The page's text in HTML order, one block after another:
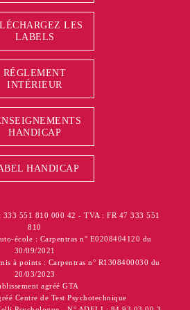
LES
LABELS
RÉGLEMENT
INTÉRIEUR
HANDICAP
HANDICAP
333 551 810 000 42 - TVA : FR 47 333 551
810
école : Carpentras n° E0208404120 du
30/09/2021
à points : Carpentras n° R1308400030 du
20/03/2023
agréé GTA
Centre de Test Psychotechnique